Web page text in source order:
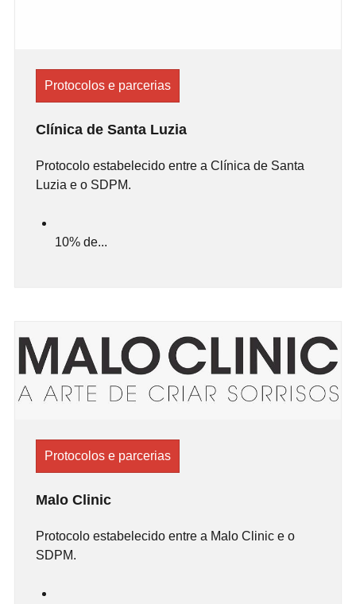
Protocolos e parcerias
Clínica de Santa Luzia
Protocolo estabelecido entre a Clínica de Santa
Luzia e o SDPM.
10% de...
Protocolos e parcerias
Malo Clinic
Protocolo estabelecido entre a Malo Clinic e o
SDPM.